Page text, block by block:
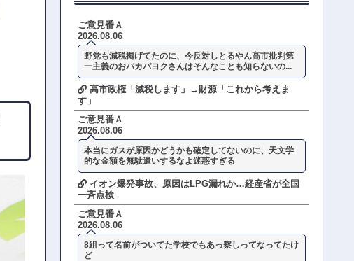
ご意見番Ａ
2026.08.06
野党も減税掲げてたのに、今反対しとるやん高市批判第
一主義のおバカパヨクさんはそんなことも知らないの...
高市政権「減税します」→財源「これから考えま
す」
ご意見番Ａ
2026.08.06
本当にガスが原因かどうかも確定してないのに、天文学
的な金額を無駄遣いするなよ迷惑すぎる
イオン爆発事故、原因はLPG漏れか…経産省が全国
一斉点検
ご意見番Ａ
2026.08.06
8組って名前がついてた学校でもあっ察しってなってたけ
ど